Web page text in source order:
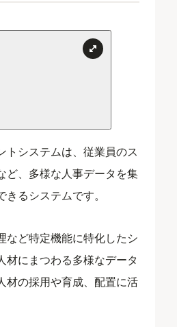
トシステムは、従業員のス
ど、多様な人事データを集
るシステムです。
など特定機能に特化したシ
材にまつわる多様なデータ
材の採用や育成、配置に活